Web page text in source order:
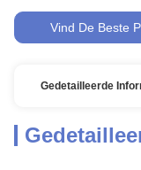
Vind De Beste
Gedetailleerde